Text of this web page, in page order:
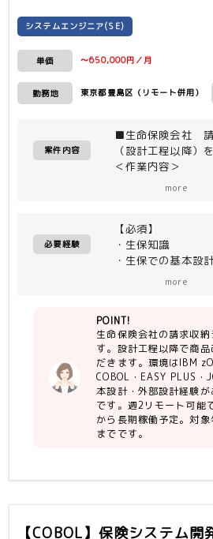
システムエンジニア(SE)
単価 〜650,000円／月
勤務地 東京都豊島区（リモート併用）
案件内容
■生命保険会社 請
（設計工程以降）
＜作業内容＞
＜開発環境＞
IBM zOS
（言語）COBOL
more
必要経験
【必須】
・生保知識
・生保での基本設
・コミュニケーシ
ける
・COBOL開発経
【尚可】
・生命保険会社で
・控除証明の知識
・お客様と仕様調
more
POINT!
生命保険会社の請求収
す。設計工程以降で商
だきます。環境はIBM
COBOL・EASY PLUS・
本設計・外部設計経験
です。週2リモート可能
から長期稼働予定。対
までです。
【COBOL】保険システム開